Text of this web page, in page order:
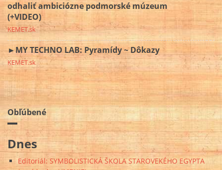
odhaliť ambiciózne podmorské múzeum
(+VIDEO)
KEMET.sk
►MY TECHNO LAB: Pyramídy ~ Dôkazy
KEMET.sk
Obľúbené
Dnes
Editoriál: SYMBOLISTICKÁ ŠKOLA STAROVEKÉHO EGYPTA